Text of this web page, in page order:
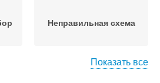
Неправильная схема
Показать все